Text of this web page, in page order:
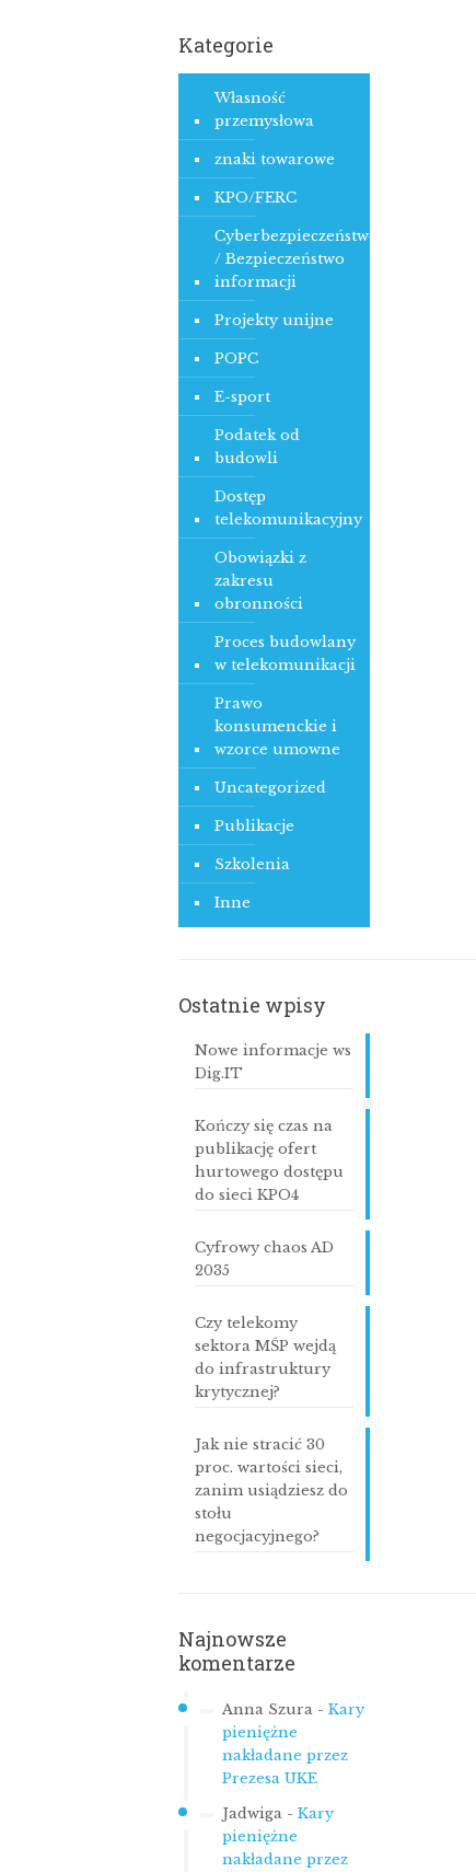
Kategorie
Własność
przemysłowa
znaki towarowe
KPO/FERC
Cyberbezpieczeństwo
/ Bezpieczeństwo
informacji
Projekty unijne
POPC
E-sport
Podatek od
budowli
Dostęp
telekomunikacyjny
Obowiązki z
zakresu
obronności
Proces budowlany
w telekomunikacji
Prawo
konsumenckie i
wzorce umowne
Uncategorized
Publikacje
Szkolenia
Inne
Ostatnie wpisy
Nowe informacje ws
Dig.IT
Kończy się czas na
publikację ofert
hurtowego dostępu
do sieci KPO4
Cyfrowy chaos AD
2035
Czy telekomy
sektora MŚP wejdą
do infrastruktury
krytycznej?
Jak nie stracić 30
proc. wartości sieci,
zanim usiądziesz do
stołu
negocjacyjnego?
Najnowsze
komentarze
Anna Szura- Kary
pieniężne
nakładane przez
Prezesa UKE
Jadwiga- Kary
pieniężne
nakładane przez